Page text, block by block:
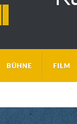
BÜHNE FILM